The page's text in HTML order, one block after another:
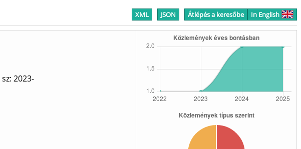
XML JSON Átlépés a keresőbe In English
sz: 2023-